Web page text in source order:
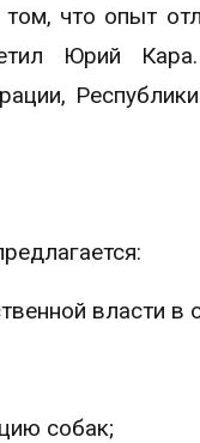
что опыт
Юрий
власти
собак;